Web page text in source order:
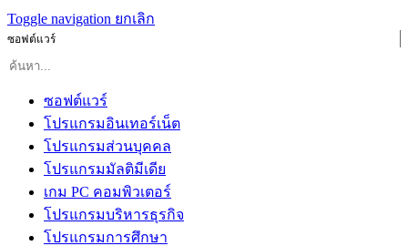
Toggle navigation ยกเลิก
ซอฟต์แวร์
ซอฟต์แวร์
โปรแกรมอินเทอร์เน็ต
โปรแกรมส่วนบุคคล
โปรแกรมมัลติมีเดีย
เกม PC คอมพิวเตอร์
โปรแกรมบริหารธุรกิจ
โปรแกรมการศึกษา